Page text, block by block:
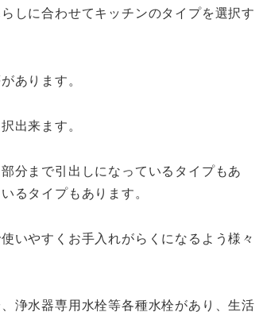
しに合わせてキッチンのタイプを選択す
あります。
出来ます。
分まで引出しになっているタイプもあ
るタイプもあります。
いやすくお手入れがらくになるよう様々
浄水器専用水栓等各種水栓があり、生活